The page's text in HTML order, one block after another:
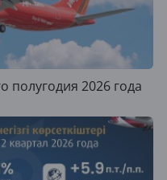
полугодия 2026 года